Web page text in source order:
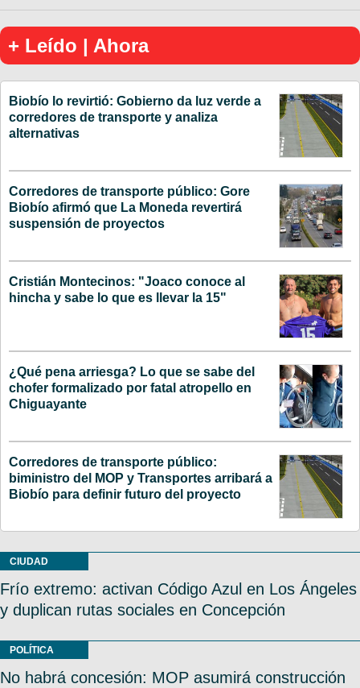
+ Leído | Ahora
Biobío lo revirtió: Gobierno da luz verde a
corredores de transporte y analiza
alternativas
Corredores de transporte público: Gore
Biobío afirmó que La Moneda revertirá
suspensión de proyectos
Cristián Montecinos: "Joaco conoce al
hincha y sabe lo que es llevar la 15"
¿Qué pena arriesga? Lo que se sabe del
chofer formalizado por fatal atropello en
Chiguayante
Corredores de transporte público:
biministro del MOP y Transportes arribará a
Biobío para definir futuro del proyecto
CIUDAD
Frío extremo: activan Código Azul en Los Ángeles
y duplican rutas sociales en Concepción
POLÍTICA
No habrá concesión: MOP asumirá construcción